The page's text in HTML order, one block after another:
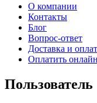
О компании
Контакты
Блог
Вопрос-ответ
Доставка и
Оплатить онлайн
Пользователь